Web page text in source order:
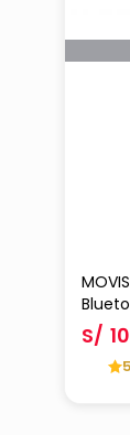
Luces
USB/
S/